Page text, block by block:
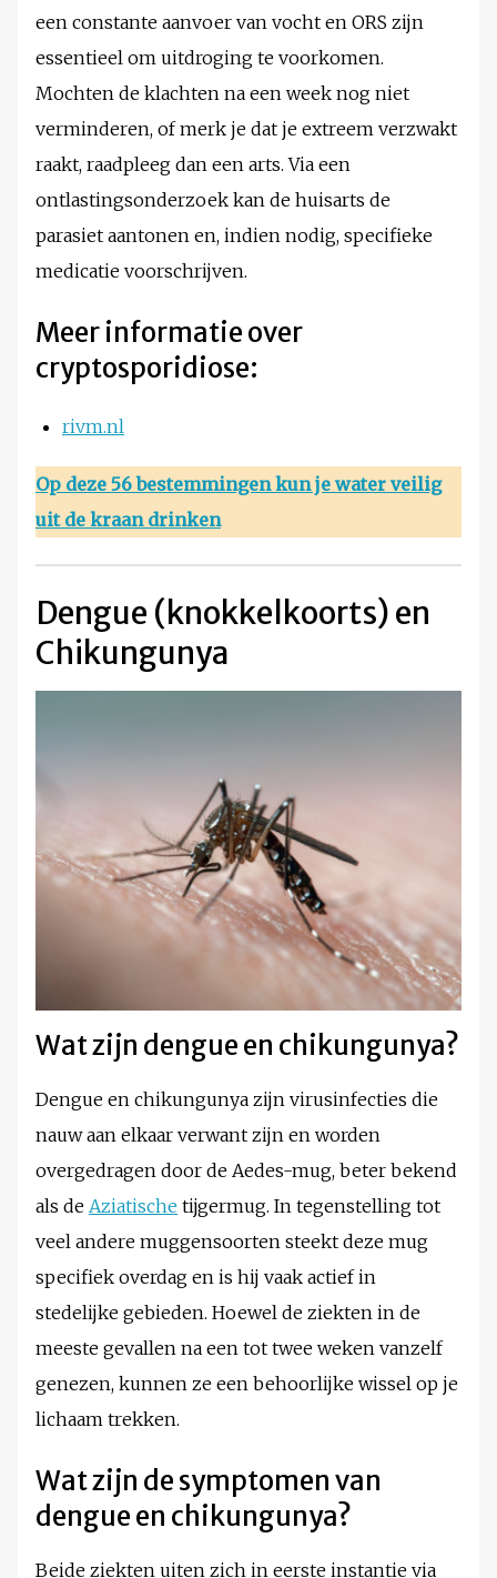
een constante aanvoer van vocht en ORS zijn
essentieel om uitdroging te voorkomen.
Mochten de klachten na een week nog niet
verminderen, of merk je dat je extreem verzwakt
raakt, raadpleeg dan een arts. Via een
ontlastingsonderzoek kan de huisarts de
parasiet aantonen en, indien nodig, specifieke
medicatie voorschrijven.
Meer informatie over
cryptosporidiose:
rivm.nl
Op deze 56 bestemmingen kun je water veilig
uit de kraan drinken
Dengue (knokkelkoorts) en
Chikungunya
Wat zijn dengue en chikungunya?
Dengue en chikungunya zijn virusinfecties die
nauw aan elkaar verwant zijn en worden
overgedragen door de Aedes-mug, beter bekend
als de Aziatische tijgermug. In tegenstelling tot
veel andere muggensoorten steekt deze mug
specifiek overdag en is hij vaak actief in
stedelijke gebieden. Hoewel de ziekten in de
meeste gevallen na een tot twee weken vanzelf
genezen, kunnen ze een behoorlijke wissel op je
lichaam trekken.
Wat zijn de symptomen van
dengue en chikungunya?
Beide ziekten uiten zich in eerste instantie via